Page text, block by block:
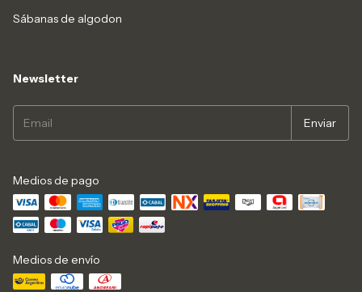
Sábanas de algodon
Newsletter
Medios de pago
Medios de envío